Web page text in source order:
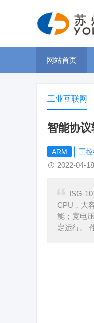
网站首页
工业互联网
智能协议
ARM 工
2022-04-18
ISG-
CPU，大
能；宽电
定运行。